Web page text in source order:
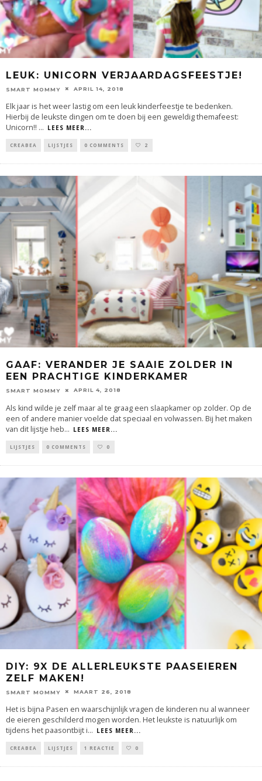
LEUK: UNICORN VERJAARDAGSFEESTJE!
SMART MOMMY APRIL 14, 2018
Elk jaar is het weer lastig om een leuk kinderfeestje te bedenken.
Hierbij de leukste dingen om te doen bij een geweldig themafeest:
Unicorn!! ... LEES MEER...
CREABEA LIJSTJES 0 COMMENTS 2
GAAF: VERANDER JE SAAIE ZOLDER IN
EEN PRACHTIGE KINDERKAMER
SMART MOMMY APRIL 4, 2018
Als kind wilde je zelf maar al te graag een slaapkamer op zolder. Op de
een of andere manier voelde dat speciaal en volwassen. Bij het maken
van dit lijstje heb... LEES MEER...
LIJSTJES 0 COMMENTS 0
DIY: 9X DE ALLERLEUKSTE PAASEIEREN
ZELF MAKEN!
SMART MOMMY MAART 26, 2018
Het is bijna Pasen en waarschijnlijk vragen de kinderen nu al wanneer
de eieren geschilderd mogen worden. Het leukste is natuurlijk om
tijdens het paasontbijt i... LEES MEER...
CREABEA LIJSTJES 1 REACTIE 0